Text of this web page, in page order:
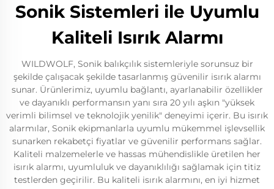
Sonik Sistemleri ile Uyumlu
Kaliteli Isırık Alarmı
WILDWOLF, Sonik balıkçılık sistemleriyle sorunsuz bir
şekilde çalışacak şekilde tasarlanmış güvenilir isırık alarmı
sunar. Ürünlerimiz, uyumlu bağlantı, ayarlanabilir özellikler
ve dayanıklı performansın yanı sıra 20 yılı aşkın "yüksek
verimli bilimsel ve teknolojik yenilik" deneyimi içerir. Bu isırık
alarmılar, Sonik ekipmanlarla uyumlu mükemmel işlevsellik
sunarken rekabetçi fiyatlar ve güvenilir performans sağlar.
Kaliteli malzemelerle ve hassas mühendislikle üretilen her
isırık alarmı, uyumluluk ve dayanıklılığı sağlamak için titiz
testlerden geçirilir. Bu kaliteli isırık alarmını, en iyi hizmet